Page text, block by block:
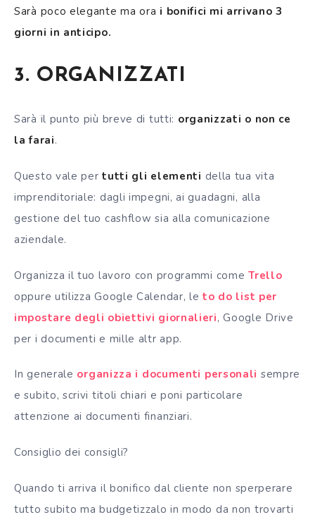
Sarà poco elegante ma ora i bonifici mi arrivano 3
giorni in anticipo.
3. ORGANIZZATI
Sarà il punto più breve di tutti: organizzati o non ce
la farai.
Questo vale pertutti gli elementi della tua vita
imprenditoriale: dagli impegni, ai guadagni, alla
gestione del tuo cashflow sia alla comunicazione
aziendale.
Organizza il tuo lavoro con programmi comeTrello
oppure utilizza Google Calendar, le to do list per
impostare degli obiettivi giornalieri, Google Drive
per i documenti e mille altr app.
In generale organizza i documenti personali sempre
e subito, scrivi titoli chiari e poni particolare
attenzione ai documenti finanziari.
Consiglio dei consigli?
Quando ti arriva il bonifico dal cliente non sperperare
tutto subito ma budgetizzalo in modo da non trovarti